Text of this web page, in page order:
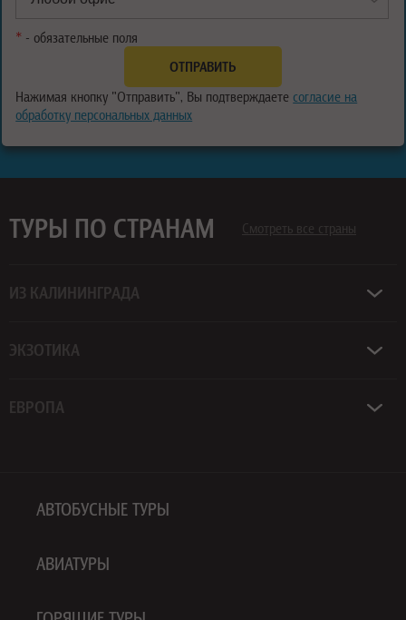
* - обязательные поля
Нажимая кнопку "Отправить", Вы подтверждаете согласие на
обработку персональных данных
ТУРЫ ПО СТРАНАМ Смотреть все страны
ИЗ КАЛИНИНГРАДА
ЭКЗОТИКА
ЕВРОПА
АВТОБУСНЫЕ ТУРЫ
АВИАТУРЫ